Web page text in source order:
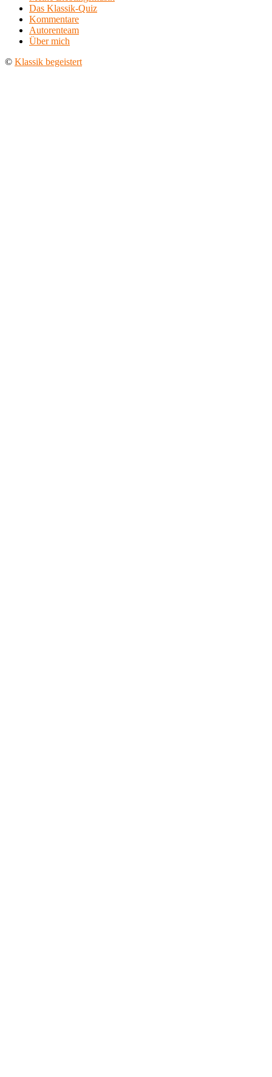
Das Klassik-Quiz
Kommentare
Autorenteam
Über mich
© Klassik begeistert